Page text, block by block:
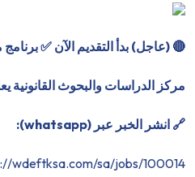
🔴 (عاجل) بدأ التقديم الآن ✅ برنامج
مركز الدراسات والبحوث القانونية يعلن برنامج تدريبي متخصص مدة
🔗 انشر الخبر عبر (whatsapp):
wdeftksa.com/sa/jobs/100014